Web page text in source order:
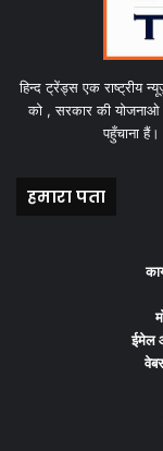
हिन्द ट्रेंड्स एक राष्ट्रीय
को , सरकार की योजनाओ
पहुँचाना
हमारा पता
ईमेल